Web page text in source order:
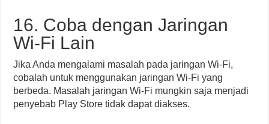
16. Coba dengan Jaringan
Wi-Fi Lain
Jika Anda mengalami masalah pada jaringan Wi-Fi,
cobalah untuk menggunakan jaringan Wi-Fi yang
berbeda. Masalah jaringan Wi-Fi mungkin saja menjadi
penyebab Play Store tidak dapat diakses.